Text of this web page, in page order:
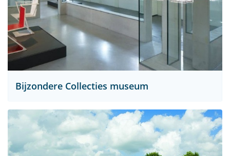
Bijzondere Collecties museum